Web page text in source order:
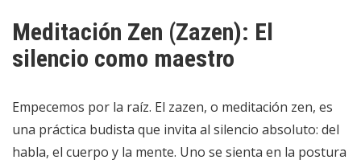
Meditación Zen (Zazen): El
silencio como maestro
Empecemos por la raíz. El zazen, o meditación zen, es
una práctica budista que invita al silencio absoluto: del
habla, el cuerpo y la mente. Uno se sienta en la postura